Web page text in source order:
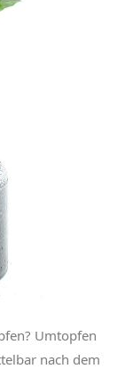
Umtopfen
nach dem